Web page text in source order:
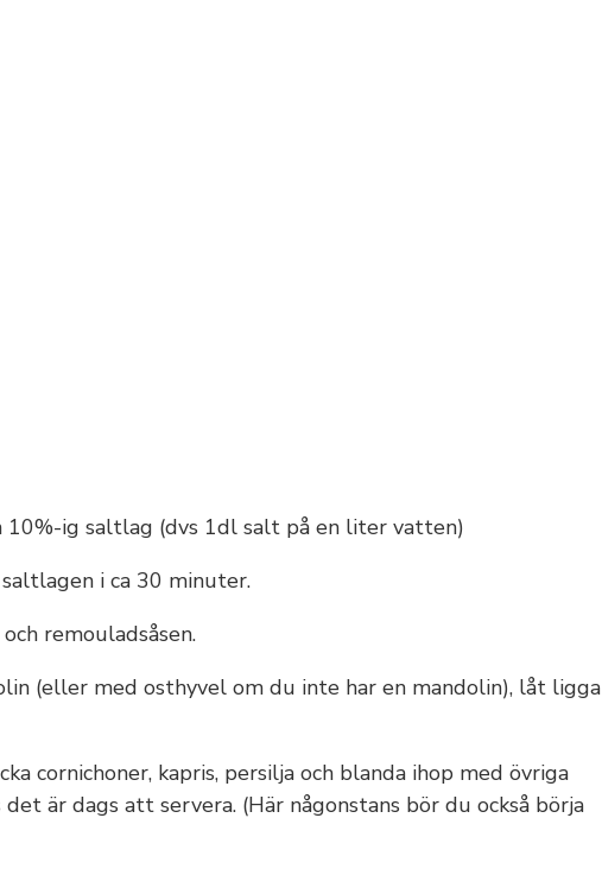
ig saltlag (dvs 1dl salt på en liter vatten)
i ca 30 minuter.
remouladsåsen.
(eller med osthyvel om du inte har en mandolin), låt ligga
cornichoner, kapris, persilja och blanda ihop med övriga
är dags att servera. (Här någonstans bör du också börja